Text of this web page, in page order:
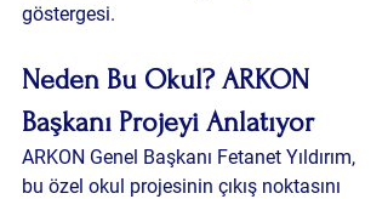
göstergesi.
Neden Bu Okul? ARKON
Başkanı Projeyi Anlatıyor
ARKON Genel Başkanı Fetanet Yıldırım,
bu özel okul projesinin çıkış noktasını